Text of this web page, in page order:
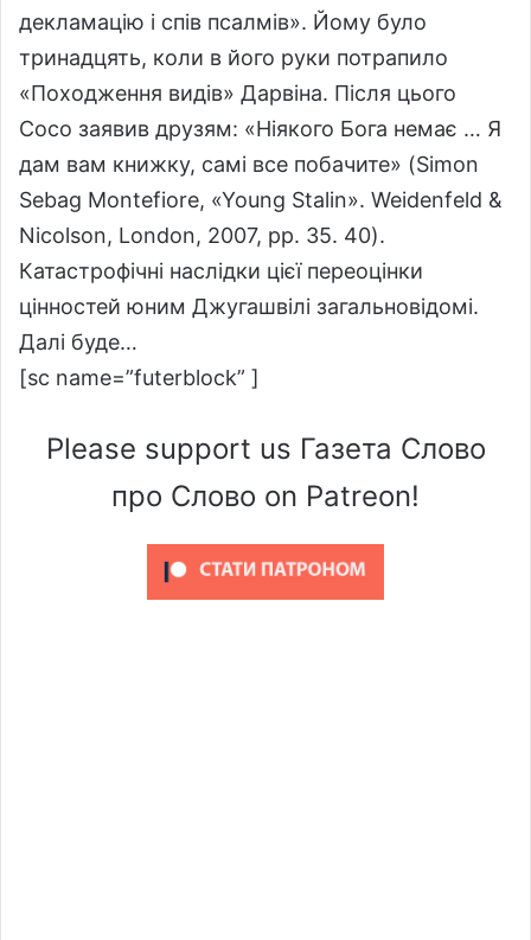
декламацію і спів псалмів». Йому було
тринадцять, коли в його руки потрапило
«Походження видів» Дарвіна. Після цього
Сосо заявив друзям: «Ніякого Бога немає … Я
дам вам книжку, самі все побачите» (Simon
Sebag Montefiore, «Young Stalin». Weidenfeld &
Nicolson, London, 2007, pp. 35. 40).
Катастрофічні наслідки цієї переоцінки
цінностей юним Джугашвілі загальновідомі.
Далі буде…
[sc name=”futerblock” ]
Please support us Газета Слово
про Слово on Patreon!